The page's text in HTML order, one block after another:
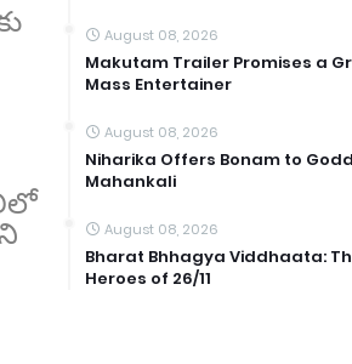
August 08, 2026
Makutam Trailer Promises a
Mass Entertainer
August 08, 2026
Niharika Offers Bonam to
Mahankali
August 08, 2026
Bharat Bhhagya Viddhaata:
Heroes of 26/11